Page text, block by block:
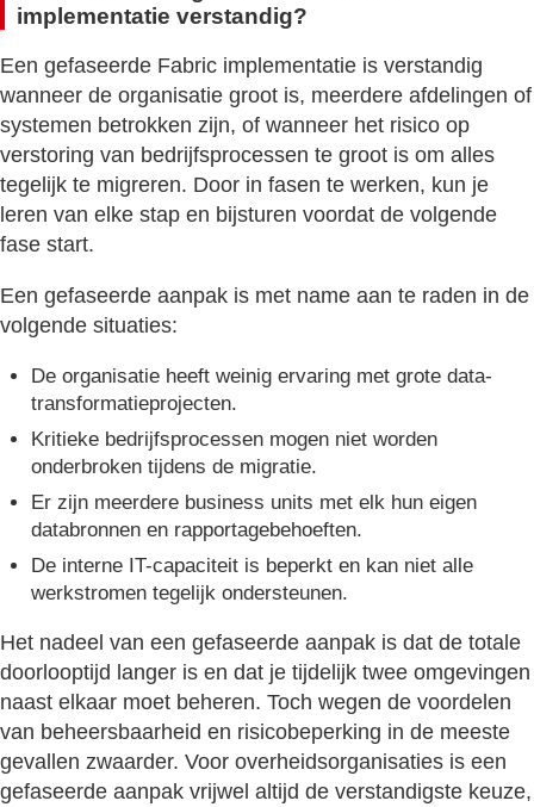
implementatie verstandig?
Een gefaseerde Fabric implementatie is verstandig
wanneer de organisatie groot is, meerdere afdelingen of
systemen betrokken zijn, of wanneer het risico op
verstoring van bedrijfsprocessen te groot is om alles
tegelijk te migreren. Door in fasen te werken, kun je
leren van elke stap en bijsturen voordat de volgende
fase start.
Een gefaseerde aanpak is met name aan te raden in de
volgende situaties:
De organisatie heeft weinig ervaring met grote data-
transformatieprojecten.
Kritieke bedrijfsprocessen mogen niet worden
onderbroken tijdens de migratie.
Er zijn meerdere business units met elk hun eigen
databronnen en rapportagebehoeften.
De interne IT-capaciteit is beperkt en kan niet alle
werkstromen tegelijk ondersteunen.
Het nadeel van een gefaseerde aanpak is dat de totale
doorlooptijd langer is en dat je tijdelijk twee omgevingen
naast elkaar moet beheren. Toch wegen de voordelen
van beheersbaarheid en risicobeperking in de meeste
gevallen zwaarder. Voor overheidsorganisaties is een
gefaseerde aanpak vrijwel altijd de verstandigste keuze,